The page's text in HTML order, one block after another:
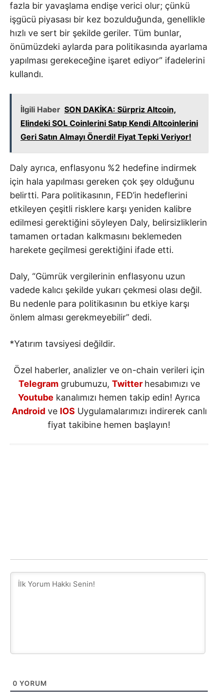
fazla bir yavaşlama endişe verici olur; çünkü
işgücü piyasası bir kez bozulduğunda, genellikle
hızlı ve sert bir şekilde geriler. Tüm bunlar,
önümüzdeki aylarda para politikasında ayarlama
yapılması gerekeceğine işaret ediyor” ifadelerini
kullandı.
İlgili Haber SON DAKİKA: Sürpriz Altcoin,
Elindeki SOL Coinlerini Satıp Kendi Altcoinlerini
Geri Satın Almayı Önerdi! Fiyat Tepki Veriyor!
Daly ayrıca, enflasyonu %2 hedefine indirmek
için hala yapılması gereken çok şey olduğunu
belirtti. Para politikasının, FED’in hedeflerini
etkileyen çeşitli risklere karşı yeniden kalibre
edilmesi gerektiğini söyleyen Daly, belirsizliklerin
tamamen ortadan kalkmasını beklemeden
harekete geçilmesi gerektiğini ifade etti.
Daly, “Gümrük vergilerinin enflasyonu uzun
vadede kalıcı şekilde yukarı çekmesi olası değil.
Bu nedenle para politikasının bu etkiye karşı
önlem alması gerekmeyebilir” dedi.
*Yatırım tavsiyesi değildir.
Özel haberler, analizler ve on-chain verileri için
Telegramgrubumuzu, Twitter hesabımızı ve
Youtube kanalımızı hemen takip edin! Ayrıca
Androidve IOS Uygulamalarımızı indirerek canlı
fiyat takibine hemen başlayın!
0 YORUM